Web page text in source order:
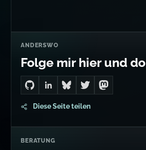
ANDERSWO
Folge mir hier und
Go to Dan's GitHub
Connect with me on
Follow me on
Follow me on
Follow
Diese Seite teilen
BERATUNG